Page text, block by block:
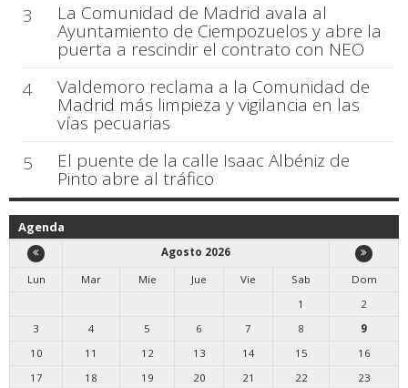
3
La Comunidad de Madrid avala al
Ayuntamiento de Ciempozuelos y abre la
puerta a rescindir el contrato con NEO
4
Valdemoro reclama a la Comunidad de
Madrid más limpieza y vigilancia en las
vías pecuarias
5
El puente de la calle Isaac Albéniz de
Pinto abre al tráfico
Agenda
Agosto 2026
Lun
Mar Mie Jue Vie Sab
Dom
1
2
3
4 5 6 7 8
9
10
11 12 13 14 15
16
17
18 19 20 21 22
23